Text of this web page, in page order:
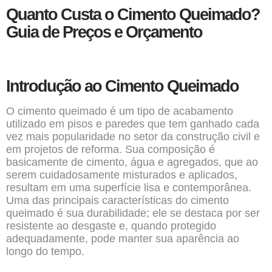
Quanto Custa o Cimento Queimado?
Guia de Preços e Orçamento
Introdução ao Cimento Queimado
O cimento queimado é um tipo de acabamento
utilizado em pisos e paredes que tem ganhado cada
vez mais popularidade no setor da construção civil e
em projetos de reforma. Sua composição é
basicamente de cimento, água e agregados, que ao
serem cuidadosamente misturados e aplicados,
resultam em uma superfície lisa e contemporânea.
Uma das principais características do cimento
queimado é sua durabilidade; ele se destaca por ser
resistente ao desgaste e, quando protegido
adequadamente, pode manter sua aparência ao
longo do tempo.